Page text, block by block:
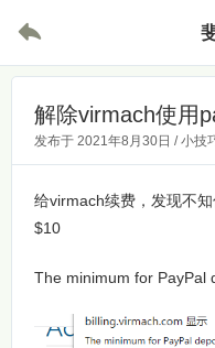

解除virmach使用
发布于 2021年8月30日 /小技
给virmach续费，发现不
$10
The minimum for PayPal